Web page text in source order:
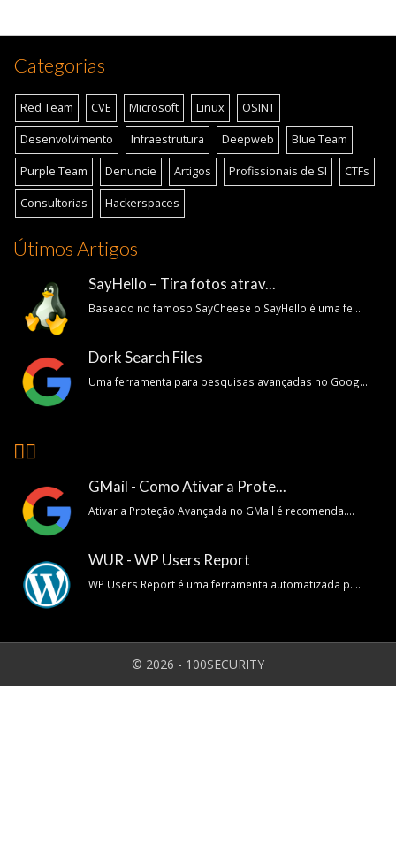
Categorias
Red Team CVE Microsoft Linux OSINT
Desenvolvimento Infraestrutura Deepweb Blue Team
Purple Team Denuncie Artigos Profissionais de SI CTFs
Consultorias Hackerspaces
Útimos Artigos
SayHello – Tira fotos atrav...
Baseado no famoso SayCheese o SayHello é uma fe....
Dork Search Files
Uma ferramenta para pesquisas avançadas no Goog....
👍🏽
GMail - Como Ativar a Prote...
Ativar a Proteção Avançada no GMail é recomenda....
WUR - WP Users Report
WP Users Report é uma ferramenta automatizada p....
© 2026 - 100SECURITY